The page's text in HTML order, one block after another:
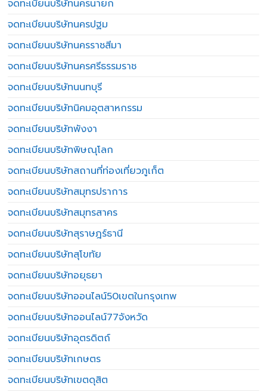
จดทะเบียนบริษัทนครนายก
จดทะเบียนบริษัทนครปฐม
จดทะเบียนบริษัทนครราชสีมา
จดทะเบียนบริษัทนครศรีธรรมราช
จดทะเบียนบริษัทนนทบุรี
จดทะเบียนบริษัทนิคมอุตสาหกรรม
จดทะเบียนบริษัทพังงา
จดทะเบียนบริษัทพิษณุโลก
จดทะเบียนบริษัทสถานที่ท่องเที่ยวภูเก็ต
จดทะเบียนบริษัทสมุทรปราการ
จดทะเบียนบริษัทสมุทรสาคร
จดทะเบียนบริษัทสุราษฎร์ธานี
จดทะเบียนบริษัทสุโขทัย
จดทะเบียนบริษัทอยุธยา
จดทะเบียนบริษัทออนไลน์50เขตในกรุงเทพ
จดทะเบียนบริษัทออนไลน์77จังหวัด
จดทะเบียนบริษัทอุตรดิตถ์
จดทะเบียนบริษัทเกษตร
จดทะเบียนบริษัทเขตดุสิต